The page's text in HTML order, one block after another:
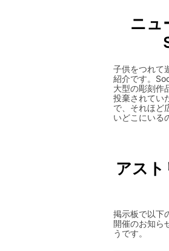
ニュ
子供をつれて
紹介です。
大型の彫刻作
投棄されてい
で、それほど
いどこにいる
アス
掲示板で以下
開催のお知ら
うです。